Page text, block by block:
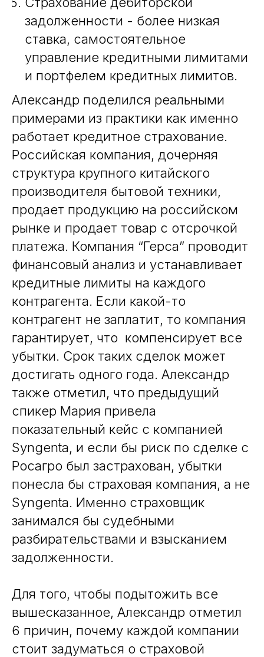
задолженности - более низкая
ставка, самостоятельное
управление кредитными лимитами
и портфелем кредитных лимитов.
Александр поделился реальными
примерами из практики как именно
работает кредитное страхование.
Российская компания, дочерняя
структура крупного китайского
производителя бытовой техники,
продает продукцию на российском
рынке и продает товар с отсрочкой
платежа. Компания “Герса” проводит
финансовый анализ и устанавливает
кредитные лимиты на каждого
контрагента. Если какой-то
контрагент не заплатит, то компания
гарантирует, что компенсирует все
убытки. Срок таких сделок может
достигать одного года. Александр
также отметил, что предыдущий
спикер Мария привела
показательный кейс с компанией
Syngenta, и если бы риск по сделке с
Росагро был застрахован, убытки
понесла бы страховая компания, а не
Syngenta. Именно страховщик
занимался бы судебными
разбирательствами и взысканием
задолженности.
Для того, чтобы подытожить все
вышесказанное, Александр отметил
6 причин, почему каждой компании
стоит задуматься о страховой